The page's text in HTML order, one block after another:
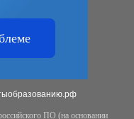
ПО (на основании